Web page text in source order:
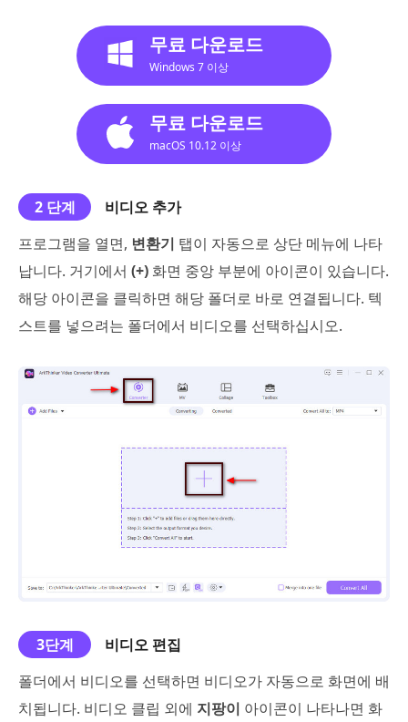
무료 다운로드
Windows 7 이상
무료 다운로드
macOS 10.12 이상
2 단계
비디오 추가
프로그램을 열면, 변환기 탭이 자동으로 상단 메뉴에 나타
납니다. 거기에서 (+) 화면 중앙 부분에 아이콘이 있습니다.
해당 아이콘을 클릭하면 해당 폴더로 바로 연결됩니다. 텍
스트를 넣으려는 폴더에서 비디오를 선택하십시오.
3단계
비디오 편집
폴더에서 비디오를 선택하면 비디오가 자동으로 화면에 배
치됩니다. 비디오 클립 외에 지팡이 아이콘이 나타나면 화